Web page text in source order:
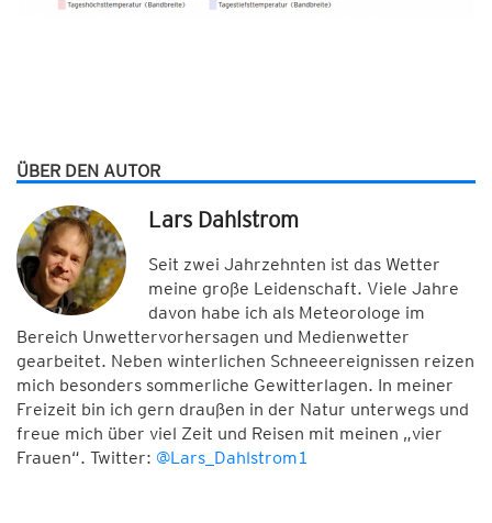
ÜBER DEN AUTOR
Lars Dahlstrom
Seit zwei Jahrzehnten ist das Wetter
meine große Leidenschaft. Viele Jahre
davon habe ich als Meteorologe im
Bereich Unwettervorhersagen und Medienwetter
gearbeitet. Neben winterlichen Schneeereignissen reizen
mich besonders sommerliche Gewitterlagen. In meiner
Freizeit bin ich gern draußen in der Natur unterwegs und
freue mich über viel Zeit und Reisen mit meinen „vier
Frauen“. Twitter: @Lars_Dahlstrom1